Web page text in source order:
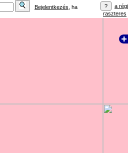
Bejelentkezés , ha
a régi
raszteres